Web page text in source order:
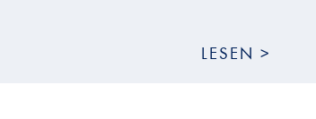
LESEN >